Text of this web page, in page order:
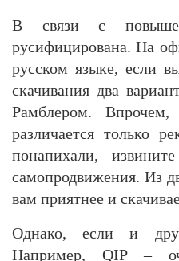
В связи с
русифицирована. На
русском языке, если
скачивания два
Рамблером.
различается только
понапихали,
самопродвижения. Из
вам приятнее и
Однако, если и
Например, QIP –